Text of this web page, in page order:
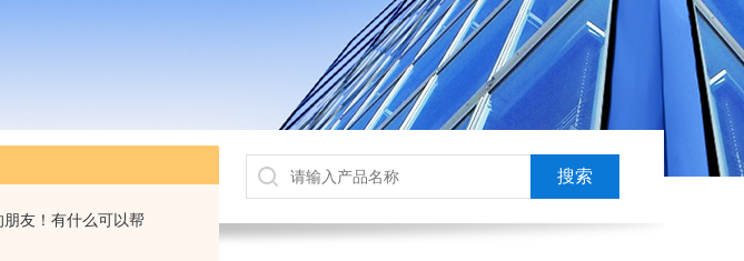
友！有什么可以帮